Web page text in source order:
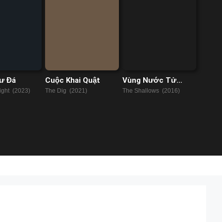
Đá
(2023)
Cuộc Khai Quật
The Dig (2021)
Vùng Nước Tử
Thần
The Shallows (2016)